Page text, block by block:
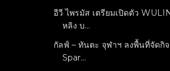
อีวี ไพรมัส เตรียมเปิดตัว
หลิง บ...
กัลฟ์ – ทันตะ จุฬาฯ ลงพื้นที่จัดกิจ
Spar...